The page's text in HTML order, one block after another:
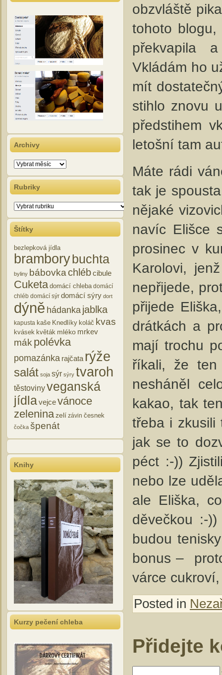
Archivy
Archivy
Rubriky
Rubriky
Štítky
bezlepková jídla
brambory buchta
byliny bábovkachlébcibule
Cuketa domácí chleba domácí
chléb domácí sýr domácí sýry dort
dýně hádanka jablka
kapusta kaše Knedlíky koláč kvas
kvásek květák mléko mrkev
mákpolévka
pomazánka rajčata rýže
salát soja sýr sýry tvaroh
těstovinyveganská
jídlavejcevánoce
zeleninazelí závin česnek
čočka špenát
Knihy
Kurzy pečení chleba
obzvláště
tohoto
překvapila a
Vkládám ho
mít
stihlo znovu
předstihem
letošní tam
Máte rádi
tak je
nějaké
navíc Elišce
prosinec v
Karolovi,
nepřijede,
přijede
drátkách a
mají trochu
říkali, že
nesháněl
kakao, tak
třeba i zkusili
jak se to
péct :-))
nebo lze
ale Eliška,
děvečkou :-
budou
bonus –
várce
Posted in
Přidejte